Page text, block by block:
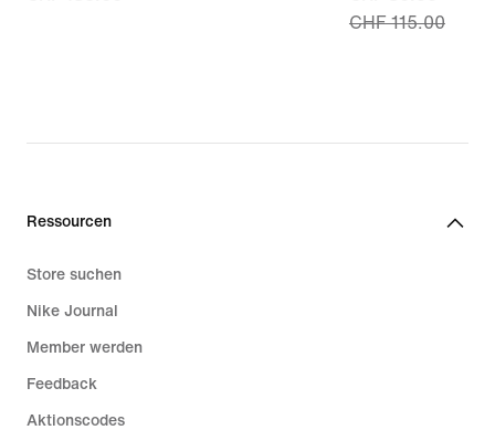
price
CHF 115.00
CHF 115.00
Ressourcen
Store suchen
Nike Journal
Member werden
Feedback
Aktionscodes